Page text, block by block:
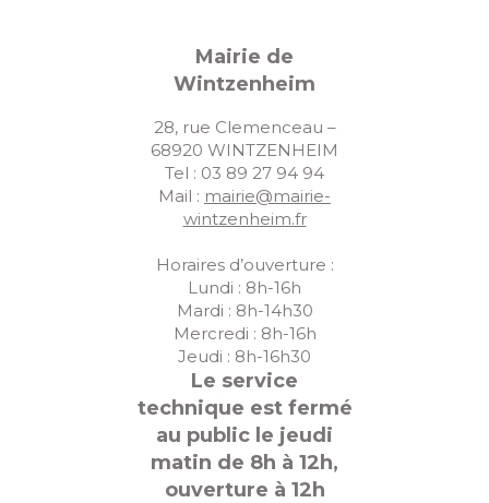
Mairie de
Wintzenheim
28, rue Clemenceau –
68920 WINTZENHEIM
Tel : 03 89 27 94 94
Mail : mairie@mairie-
wintzenheim.fr
Horaires d’ouverture :
Lundi : 8h-16h
Mardi : 8h-14h30
Mercredi : 8h-16h
Jeudi : 8h-16h30
Le service
technique est fermé
au public le jeudi
matin de 8h à 12h,
ouverture à 12h